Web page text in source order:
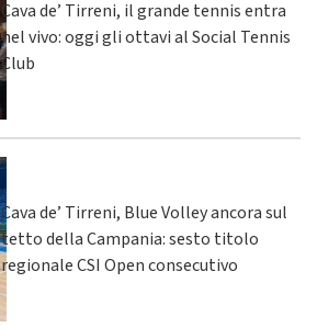
Cava de’ Tirreni, il grande tennis entra
nel vivo: oggi gli ottavi al Social Tennis
Club
Cava de’ Tirreni, Blue Volley ancora sul
tetto della Campania: sesto titolo
regionale CSI Open consecutivo